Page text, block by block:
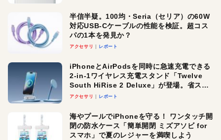
半信半疑。100均・Seria（セリア）の60W
対応USB-Cケーブルの性能を検証。超コス
パの1本を発見か？
アクセサリ レポート
iPhoneとAirPodsを同時に急速充電できる
2-in-1ワイヤレス充電スタンド「Twelve
South HiRise 2 Deluxe」が登場。省スペ
ースでおしゃれに充電したい人にオスス
アクセサリ レポート
海やプールでiPhoneを守る！ ワンタッチ開
閉の防水ケース「簡単開閉 ミズアソビ for
スマホ」で夏のレジャーを満喫しよう